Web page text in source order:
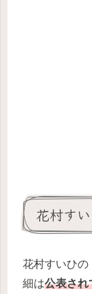
花村す
花村すいひの
細は公表され